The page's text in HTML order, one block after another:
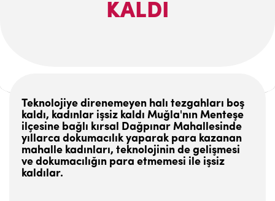
KALDI
Teknolojiye direnemeyen halı tezgahları boş
kaldı, kadınlar işsiz kaldı Muğla'nın Menteşe
ilçesine bağlı kırsal Dağpınar Mahallesinde
yıllarca dokumacılık yaparak para kazanan
mahalle kadınları, teknolojinin de gelişmesi
ve dokumacılığın para etmemesi ile işsiz
kaldılar.